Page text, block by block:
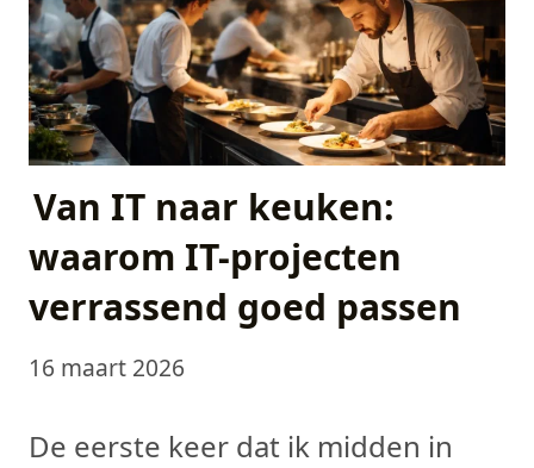
Van IT naar keuken:
waarom IT-projecten
verrassend goed passen
16 maart 2026
De eerste keer dat ik midden in